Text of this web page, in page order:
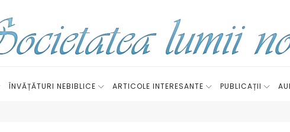
ÎNVĂȚĂTURI NEBIBLICE ARTICOLE INTERESANTE PUBLICAȚII